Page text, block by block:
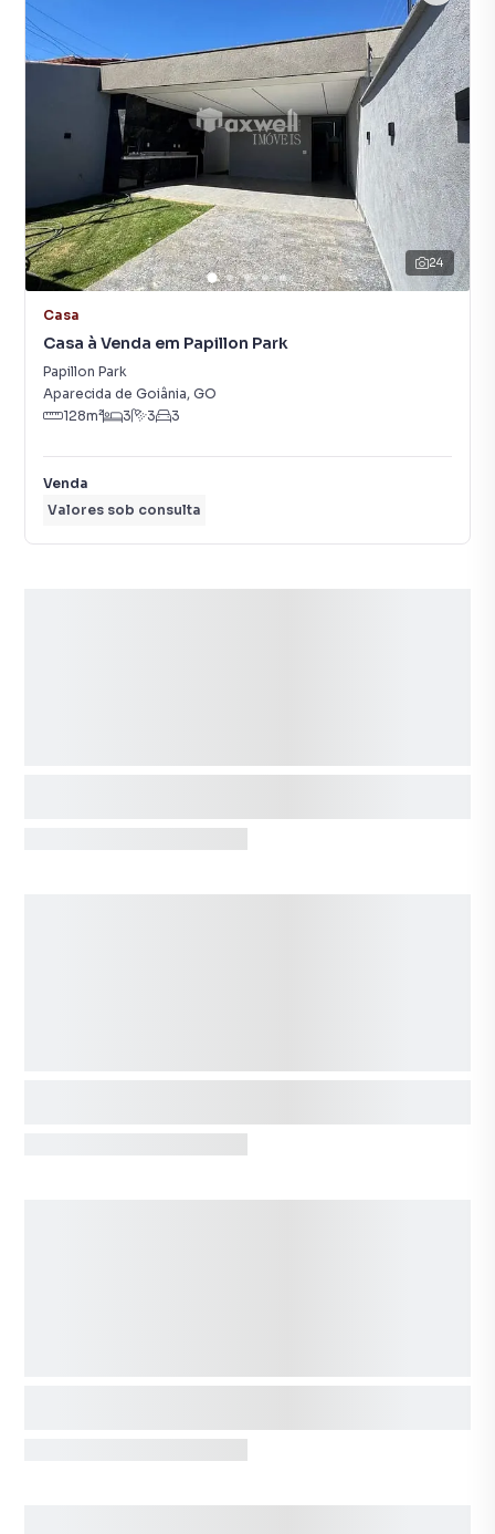
24
Casa
Casa à Venda em Papillon Park
Papillon Park
Aparecida de Goiânia, GO
128m² 3 3 3
Venda
Valores sob consulta